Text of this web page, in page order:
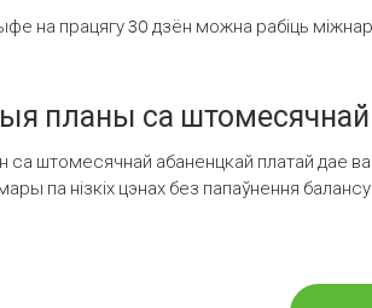
на працягу 30 дзён можна рабіць
планы са штомесячнай
штомесячнай абаненцкай платай дае
па нізкіх цэнах без папаўнення